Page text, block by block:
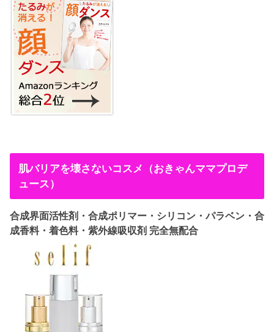
肌バリアを壊さないコスメ（おきゃんママプロデ
ュース）
合成界面活性剤・合成ポリマー・シリコン・パラベン・合
成香料・着色料・紫外線吸収剤 完全無配合